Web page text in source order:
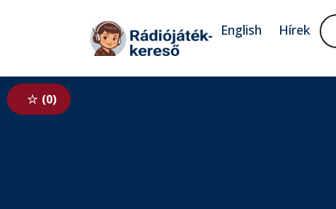
Tovább a tartalomhoz
English Hírek
0